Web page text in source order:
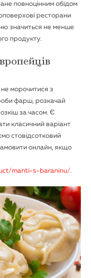
повноцінним обідом
ресторани
значиться не менше
продукту.
морочитися з
фарш, розкачай
за часом. Є
класичний варіант
стовідсотковий
онлайн, якщо
manti-s-baraninu/.